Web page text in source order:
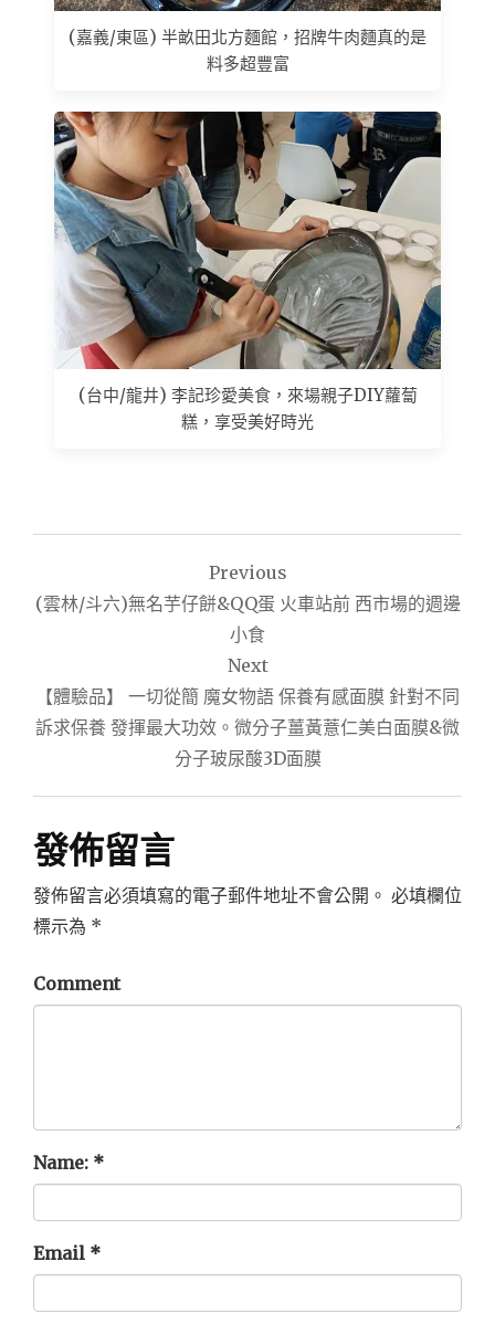
(嘉義/東區) 半畝田北方麵館，招牌牛肉麵真的是
料多超豐富
(台中/龍井) 李記珍愛美食，來場親子DIY蘿蔔
糕，享受美好時光
章
覽
Previous
(雲林/斗六)無名芋仔餅&QQ蛋 火車站前 西市場的週邊
小食
Next
【體驗品】 一切從簡 魔女物語 保養有感面膜 針對不同
訴求保養 發揮最大功效。微分子薑黃薏仁美白面膜&微
分子玻尿酸3D面膜
發佈留言
發佈留言必須填寫的電子郵件地址不會公開。 必填欄位
標示為 *
Comment
Name: *
Email *